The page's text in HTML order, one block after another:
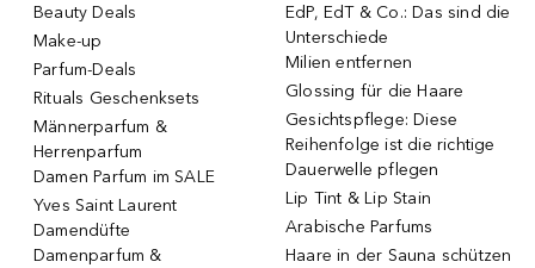
Beauty Deals
Make-up
Parfum-Deals
Rituals Geschenksets
Männerparfum &
Herrenparfum
Damen Parfum im SALE
Yves Saint Laurent
Damendüfte
Damenparfum &
EdP, EdT & Co.: Das sind die
Unterschiede
Milien entfernen
Glossing für die Haare
Gesichtspflege: Diese
Reihenfolge ist die richtige
Dauerwelle pflegen
Lip Tint & Lip Stain
Arabische Parfums
Haare in der Sauna schützen